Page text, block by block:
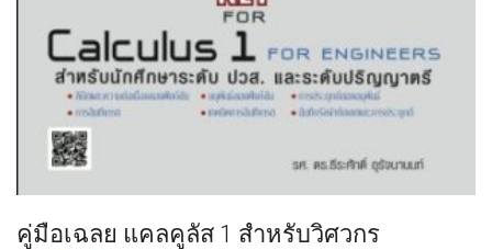
คู่มือเฉลย แคลคูลัส 1 สำหรับวิศวกร